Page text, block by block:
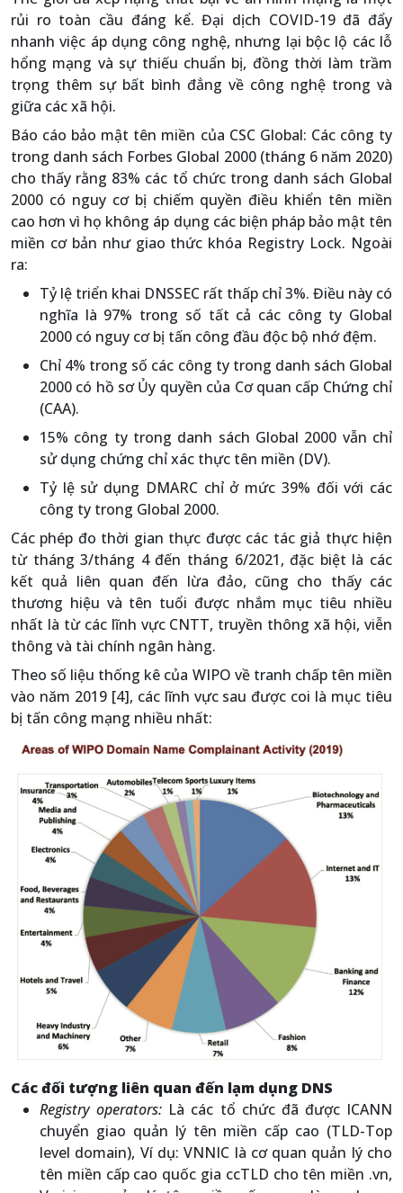
rủi ro toàn cầu đáng kể. Đại dịch COVID-19 đã đẩy
nhanh việc áp dụng công nghệ, nhưng lại bộc lộ các lỗ
hổng mạng và sự thiếu chuẩn bị, đồng thời làm trầm
trọng thêm sự bất bình đẳng về công nghệ trong và
giữa các xã hội.
Báo cáo bảo mật tên miền của CSC Global: Các công ty
trong danh sách Forbes Global 2000 (tháng 6 năm 2020)
cho thấy rằng 83% các tổ chức trong danh sách Global
2000 có nguy cơ bị chiếm quyền điều khiển tên miền
cao hơn vì họ không áp dụng các biện pháp bảo mật tên
miền cơ bản như giao thức khóa Registry Lock. Ngoài
ra:
Tỷ lệ triển khai DNSSEC rất thấp chỉ 3%. Điều này có
nghĩa là 97% trong số tất cả các công ty Global
2000 có nguy cơ bị tấn công đầu độc bộ nhớ đệm.
Chỉ 4% trong số các công ty trong danh sách Global
2000 có hồ sơ Ủy quyền của Cơ quan cấp Chứng chỉ
(CAA).
15% công ty trong danh sách Global 2000 vẫn chỉ
sử dụng chứng chỉ xác thực tên miền (DV).
Tỷ lệ sử dụng DMARC chỉ ở mức 39% đối với các
công ty trong Global 2000.
Các phép đo thời gian thực được các tác giả thực hiện
từ tháng 3/tháng 4 đến tháng 6/2021, đặc biệt là các
kết quả liên quan đến lừa đảo, cũng cho thấy các
thương hiệu và tên tuổi được nhắm mục tiêu nhiều
nhất là từ các lĩnh vực CNTT, truyền thông xã hội, viễn
thông và tài chính ngân hàng.
Theo số liệu thống kê của WIPO về tranh chấp tên miền
vào năm 2019 [4], các lĩnh vực sau được coi là mục tiêu
bị tấn công mạng nhiều nhất:
Các đối tượng liên quan đến lạm dụng DNS
Registry operators: Là các tổ chức đã được ICANN
chuyển giao quản lý tên miền cấp cao (TLD-Top
level domain), Ví dụ: VNNIC là cơ quan quản lý cho
tên miền cấp cao quốc gia ccTLD cho tên miền .vn,